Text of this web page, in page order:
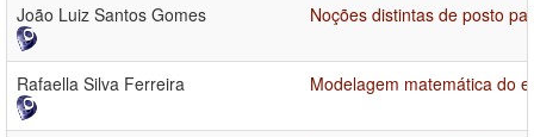
João Luiz Santos Gomes Noções distintas de posto
Rafaella Silva Ferreira Modelagem matemática do